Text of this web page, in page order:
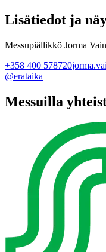
Lisätiedot ja
Messupiällikkö Jorma
+358 400 578720
@erataika
Messuilla